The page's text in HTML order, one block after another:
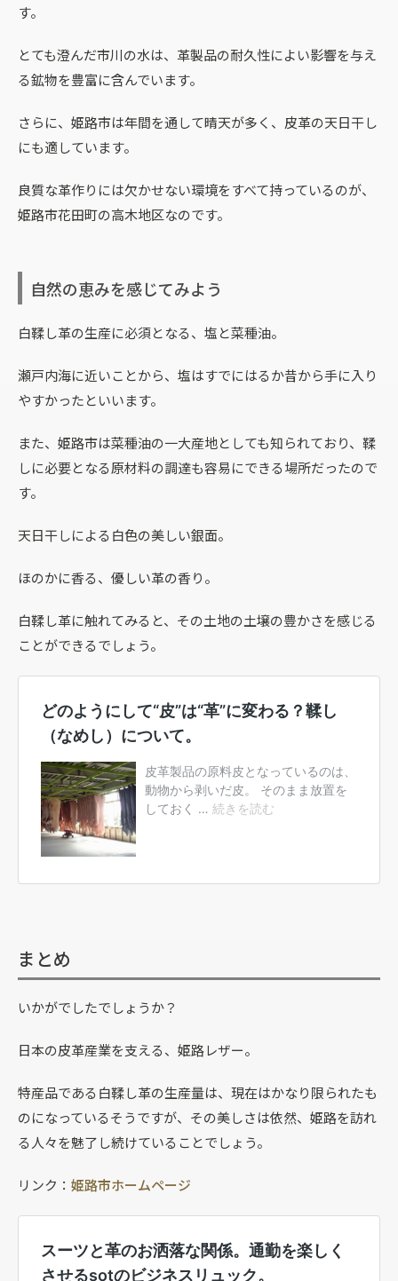
す。
とても澄んだ市川の水は、革製品の耐久性によい影響を与え
る鉱物を豊富に含んでいます。
さらに、姫路市は年間を通して晴天が多く、皮革の天日干し
にも適しています。
良質な革作りには欠かせない環境をすべて持っているのが、
姫路市花田町の高木地区なのです。
自然の恵みを感じてみよう
白鞣し革の生産に必須となる、塩と菜種油。
瀬戸内海に近いことから、塩はすでにはるか昔から手に入り
やすかったといいます。
また、姫路市は菜種油の一大産地としても知られており、鞣
しに必要となる原材料の調達も容易にできる場所だったので
す。
天日干しによる白色の美しい銀面。
ほのかに香る、優しい革の香り。
白鞣し革に触れてみると、その土地の土壌の豊かさを感じる
ことができるでしょう。
まとめ
いかがでしたでしょうか？
日本の皮革産業を支える、姫路レザー。
特産品である白鞣し革の生産量は、現在はかなり限られたも
のになっているそうですが、その美しさは依然、姫路を訪れ
る人々を魅了し続けていることでしょう。
リンク： 姫路市ホームページ